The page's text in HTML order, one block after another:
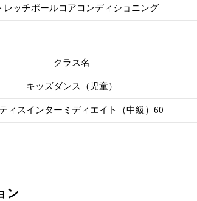
レッチポールコアコンディショニング
クラス名
キッズダンス（児童）
ィスインターミディエイト（中級）60
ン